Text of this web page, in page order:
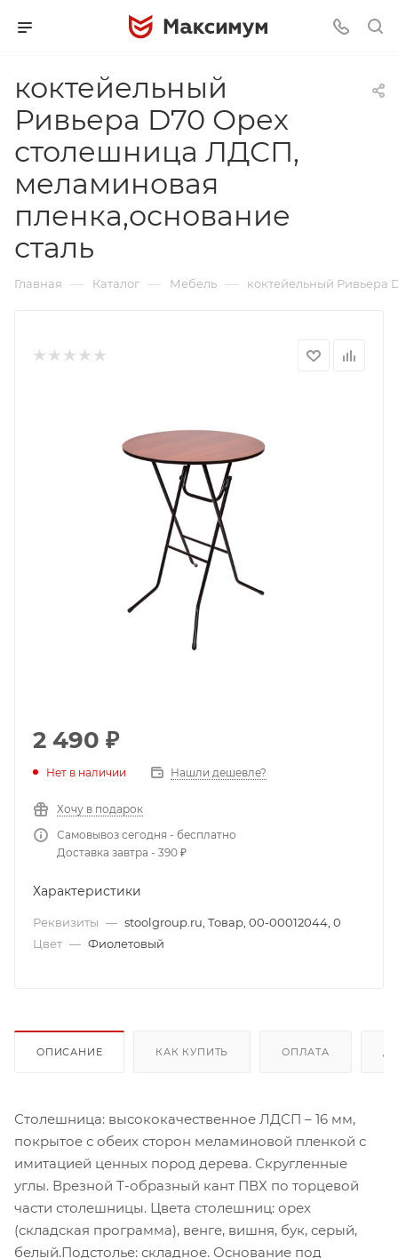
коктейельный
Ривьера D70 Орех
столешница ЛДСП,
меламиновая
пленка,основание
сталь
Главная — Каталог — Мебель — коктейельный Ривьера
2 490 ₽
Нет в наличии Нашли дешевле?
Хочу в подарок
Самовывоз сегодня - бесплатно
Доставка завтра - 390 ₽
Характеристики
Реквизиты — stoolgroup.ru, Товар, 00-00012044, 0
Цвет — Фиолетовый
ОПИСАНИЕ КАК КУПИТЬ ОПЛАТА
Столешница: высококачественное ЛДСП – 16 мм,
покрытое с обеих сторон меламиновой пленкой с
имитацией ценных пород дерева. Скругленные
углы. Врезной Т-образный кант ПВХ по торцевой
части столешницы. Цвета столешниц: орех
(складская программа), венге, вишня, бук, серый,
белый.Подстолье: складное. Основание под